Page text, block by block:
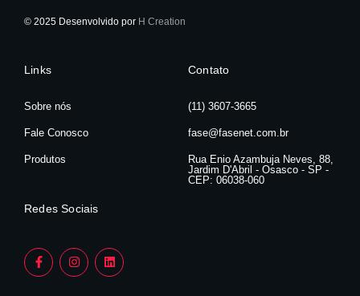
© 2025 Desenvolvido por H Creation
Links
Sobre nós
Fale Conosco
Produtos
Contato
(11) 3607-3665
fase@fasenet.com.br
Rua Enio Azambuja Neves, 88,
Jardim D'Abril - Osasco - SP -
CEP: 06038-060
Redes Sociais
a
c
e
n
s
t
i
n
k